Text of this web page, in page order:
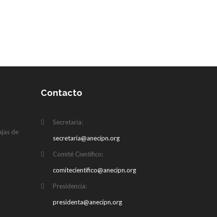
de
Contacto
Secretaría:
secretaria@anecipn.org
Comité Científico:
comitecientifico@anecipn.org
Presidencia:
presidenta@anecipn.org